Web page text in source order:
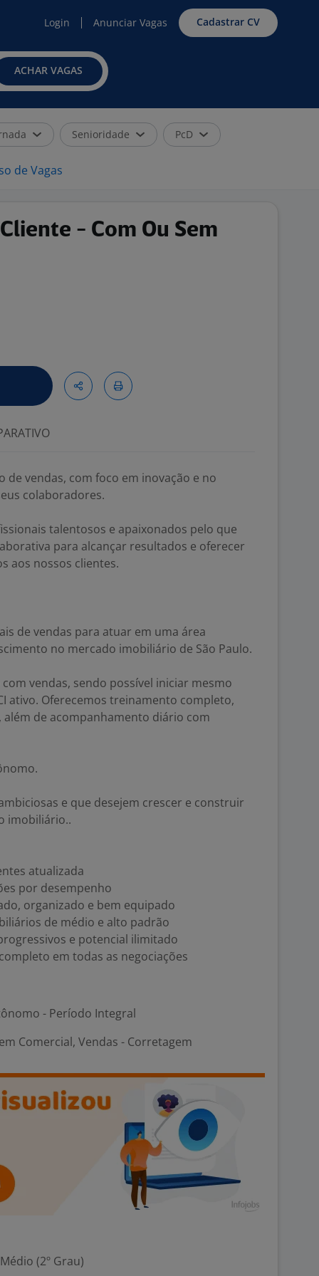
Login Anunciar Vagas Cadastrar CV
ACHAR VAGAS
Senioridade PcD
de Vagas
- Com Ou Sem
de vendas, com foco em inovação e no
colaboradores.
talentosos e apaixonados pelo que
para alcançar resultados e oferecer
aos nossos clientes.
de vendas para atuar em uma área
no mercado imobiliário de São Paulo.
vendas, sendo possível iniciar mesmo
ativo. Oferecemos treinamento completo,
de acompanhamento diário com
e que desejem crescer e construir
imobiliário..
atualizada
por desempenho
organizado e bem equipado
de médio e alto padrão
e potencial ilimitado
em todas as negociações
- Período Integral
Comercial, Vendas - Corretagem
(2º Grau)